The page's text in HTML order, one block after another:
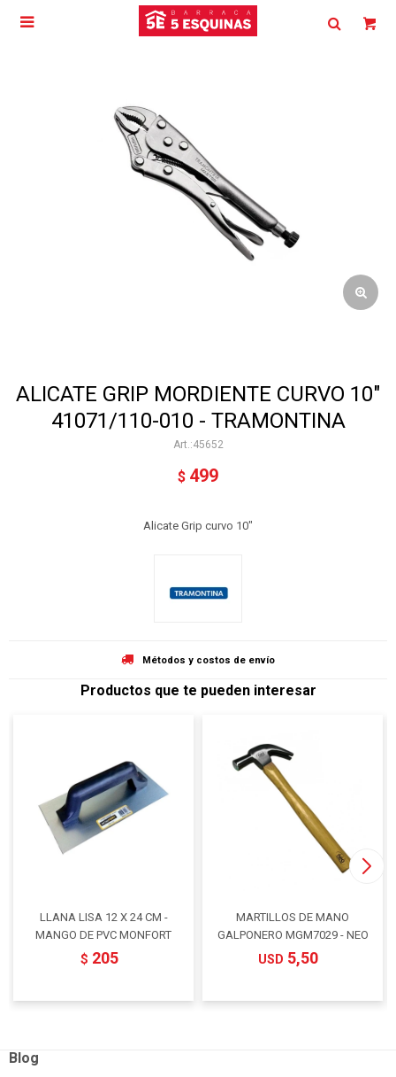

ALICATE GRIP MORDIENTE CURVO 10"
41071/110-010 - TRAMONTINA
45652
$ 499
Alicate Grip curvo 10"
Métodos y costos de envío
Productos que te pueden interesar
LLANA LISA 12 X 24 CM -
MANGO DE PVC MONFORT
$ 205
MARTILLOS DE MANO
GALPONERO MGM7029 - NEO
USD 5,50
Blog